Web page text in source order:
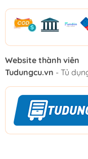
Website thành viên
Tudungcu.vn - Tủ